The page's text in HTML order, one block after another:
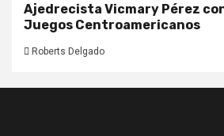
Ajedrecista Vicmary Pérez
Juegos Centroamericanos
Roberts Delgado